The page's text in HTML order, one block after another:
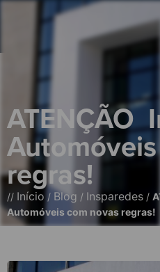
ATENÇÃO
regras!
// Início / Blog / Insparedes /
Automóveis com novas regras!